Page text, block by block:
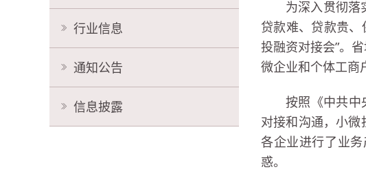
行业信息
通知公告
信息披露
为深入贯彻落
贷款难、贷款贵、
投融资对接会”。
微企业和个体工商
按照《中共中
对接和沟通，小
各企业进行了业
惑。